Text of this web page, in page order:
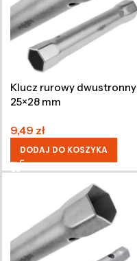
Klucz rurowy dwustronny
25×28 mm
9,49 zł
DODAJ DO KOSZYKA